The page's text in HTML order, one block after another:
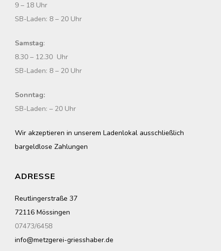
9 – 18 Uhr
SB-Laden: 8 – 20 Uhr
Samstag:
8.30 – 12.30 Uhr
SB-Laden: 8 – 20 Uhr
Sonntag:
SB-Laden: – 20 Uhr
Wir akzeptieren in unserem Ladenlokal ausschließlich
bargeldlose Zahlungen
ADRESSE
Reutlingerstraße 37
72116 Mössingen
07473/6458
info@metzgerei-griesshaber.de